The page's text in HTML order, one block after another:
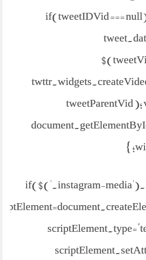
if(tweetIDVid ===
tweetParentVid );
if($('.instagram-